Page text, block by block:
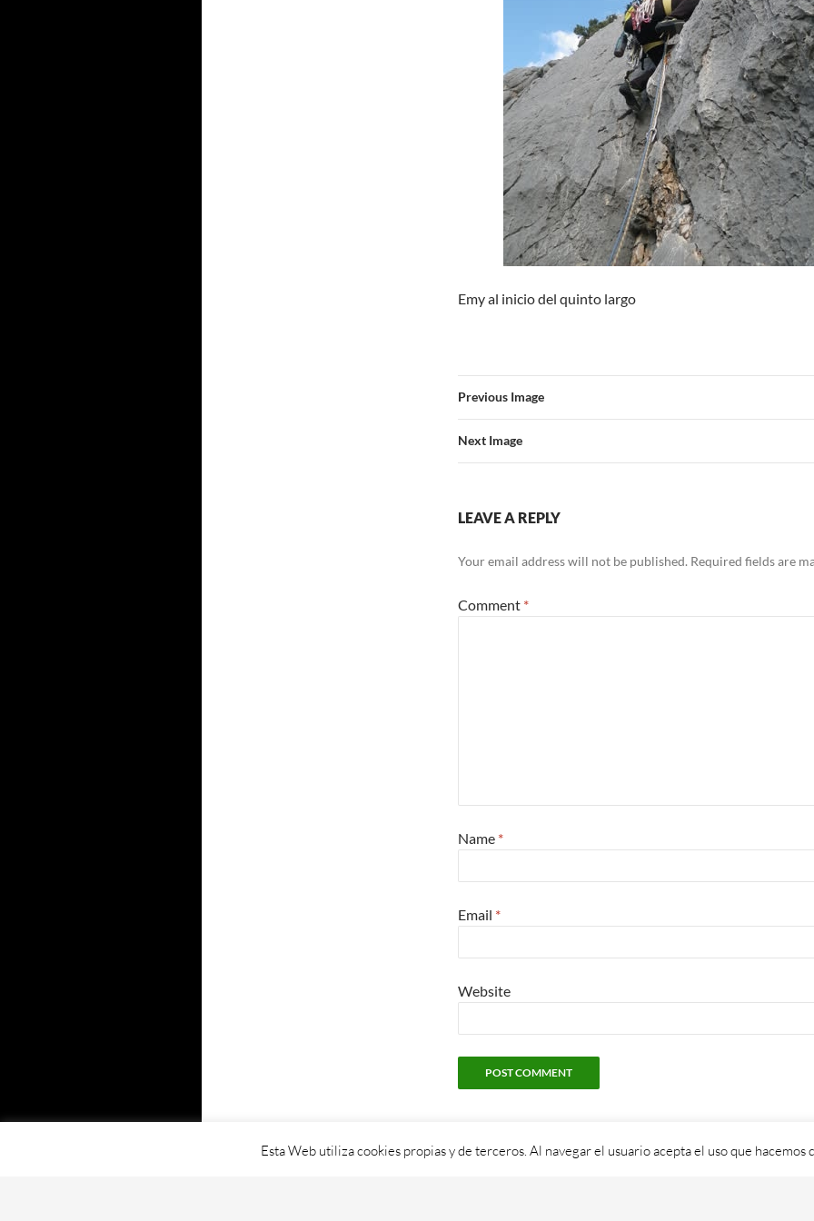
Emy al inicio del quinto largo
Previous Image
Next Image
LEAVE A REPLY
Your email address will not be published. Required fields are
Comment *
Name *
Email *
Website
Esta Web utiliza cookies propias y de terceros. Al navegar el usuario acepta el uso que hacemos